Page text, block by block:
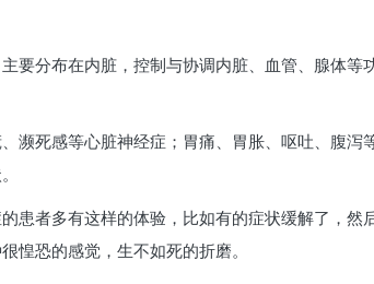
要分布在内脏，控制与协调内脏、血管、腺体等
濒死感等心脏神经症；胃痛、胃胀、呕吐、腹泻
患者多有这样的体验，比如有的症状缓解了，然
惶恐的感觉，生不如死的折磨。